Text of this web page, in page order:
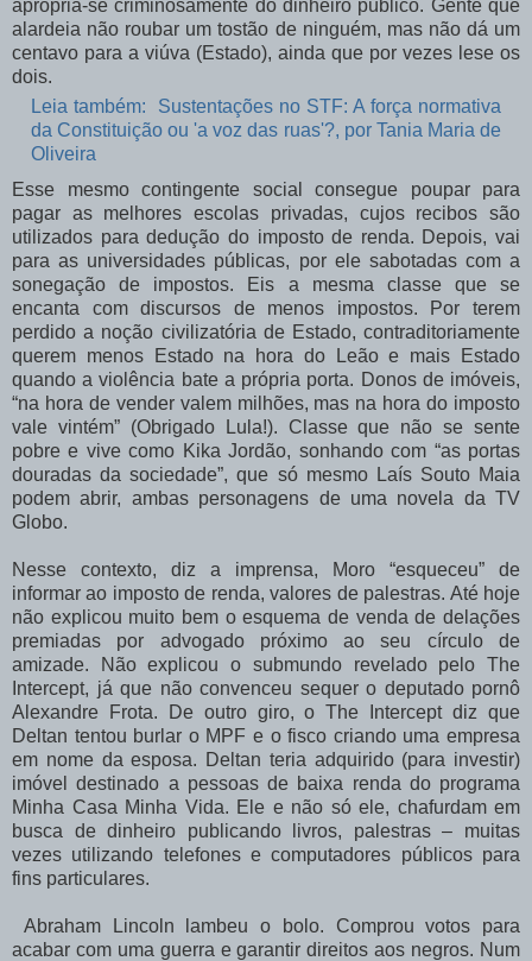
apropria-se criminosamente do dinheiro público. Gente que
alardeia não roubar um tostão de ninguém, mas não dá um
centavo para a viúva (Estado), ainda que por vezes lese os
dois.
Leia também:
Sustentações no STF: A força normativa
da Constituição ou 'a voz das ruas'?, por Tania Maria de
Oliveira
Esse mesmo contingente social consegue poupar para
pagar as melhores escolas privadas, cujos recibos são
utilizados para dedução do imposto de renda. Depois, vai
para as universidades públicas, por ele sabotadas com a
sonegação de impostos. Eis a mesma classe que se
encanta com discursos de menos impostos. Por terem
perdido a noção civilizatória de Estado, contraditoriamente
querem menos Estado na hora do Leão e mais Estado
quando a violência bate a própria porta. Donos de imóveis,
“na hora de vender valem milhões, mas na hora do imposto
vale vintém” (Obrigado Lula!). Classe que não se sente
pobre e vive como Kika Jordão, sonhando com “as portas
douradas da sociedade”, que só mesmo Laís Souto Maia
podem abrir, ambas personagens de uma novela da TV
Globo.
Nesse contexto, diz a imprensa, Moro “esqueceu” de
informar ao imposto de renda, valores de palestras. Até hoje
não explicou muito bem o esquema de venda de delações
premiadas por advogado próximo ao seu círculo de
amizade. Não explicou o submundo revelado pelo The
Intercept, já que não convenceu sequer o deputado pornô
Alexandre Frota. De outro giro, o The Intercept diz que
Deltan tentou burlar o MPF e o fisco criando uma empresa
em nome da esposa. Deltan teria adquirido (para investir)
imóvel destinado a pessoas de baixa renda do programa
Minha Casa Minha Vida. Ele e não só ele, chafurdam em
busca de dinheiro publicando livros, palestras – muitas
vezes utilizando telefones e computadores públicos para
fins particulares.
Abraham Lincoln lambeu o bolo. Comprou votos para
acabar com uma guerra e garantir direitos aos negros. Num